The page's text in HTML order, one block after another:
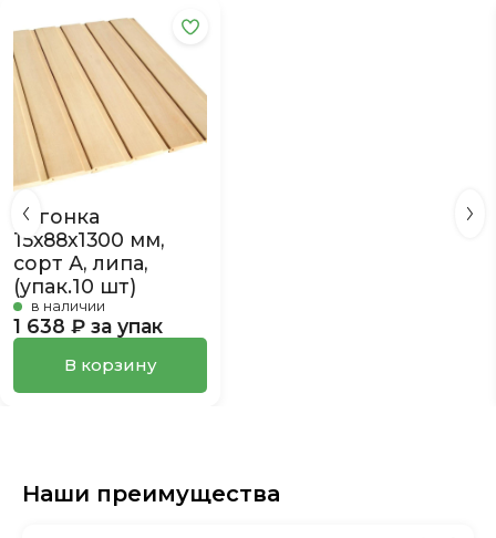
Вагонка
15х88х1300 мм,
сорт А, липа,
(упак.10 шт)
в наличии
1 638 ₽ за упак
В корзину
Наши преимущества